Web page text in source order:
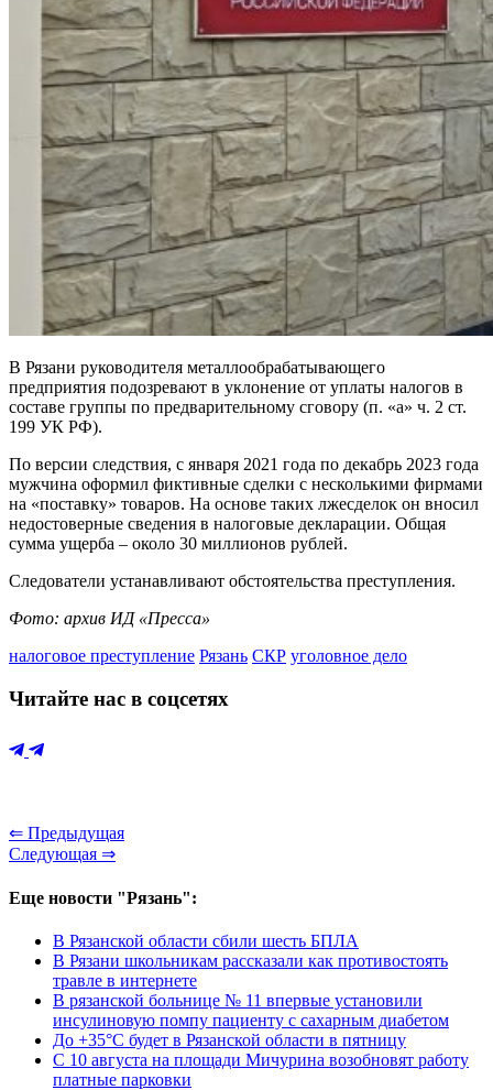
В Рязани руководителя металлообрабатывающего
предприятия подозревают в уклонение от уплаты налогов в
составе группы по предварительному сговору (п. «а» ч. 2 ст.
199 УК РФ).
По версии следствия, с января 2021 года по декабрь 2023 года
мужчина оформил фиктивные сделки с несколькими фирмами
на «поставку» товаров. На основе таких лжесделок он вносил
недостоверные сведения в налоговые декларации. Общая
сумма ущерба – около 30 миллионов рублей.
Следователи устанавливают обстоятельства преступления.
Фото: архив ИД «Пресса»
налоговое преступление Рязань СКР уголовное дело
Читайте нас в соцсетях
⇐ Предыдущая
Следующая ⇒
Еще новости "Рязань":
В Рязанской области сбили шесть БПЛА
В Рязани школьникам рассказали как противостоять
травле в интернете
В рязанской больнице № 11 впервые установили
инсулиновую помпу пациенту с сахарным диабетом
До +35°С будет в Рязанской области в пятницу
С 10 августа на площади Мичурина возобновят работу
платные парковки